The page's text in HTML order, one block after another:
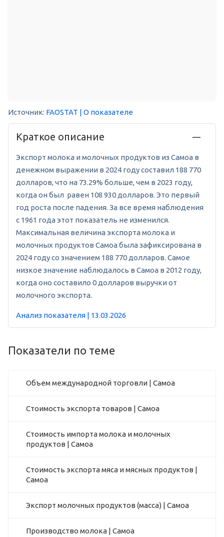
Источник: FAOSTAT | О показателе
Краткое описание
Экспорт молока и молочных продуктов из Самоа в
денежном выражении в 2024 году составил 188 770
долларов, что на 73.29% больше, чем в 2023 году,
когда он был равен 108 930 долларов. Это первый
год роста после падения. За все время наблюдения
с 1961 года этот показатель не изменился.
Максимальная величина экспорта молока и
молочных продуктов Самоа была зафиксирована в
2024 году со значением 188 770 долларов. Самое
низкое значение наблюдалось в Самоа в 2012 году,
когда оно составило 0 долларов выручки от
молочного экспорта.
Анализ показателя | 13.03.2026
Показатели по теме
Объем международной торговли | Самоа
Стоимость экспорта товаров | Самоа
Стоимость импорта молока и молочных
продуктов | Самоа
Стоимость экспорта мяса и мясных продуктов |
Самоа
Экспорт молочных продуктов (масса) | Самоа
Производство молока | Самоа